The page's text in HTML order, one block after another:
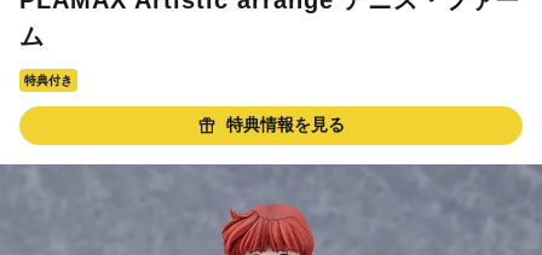
ム
特典付き
特典情報を見る